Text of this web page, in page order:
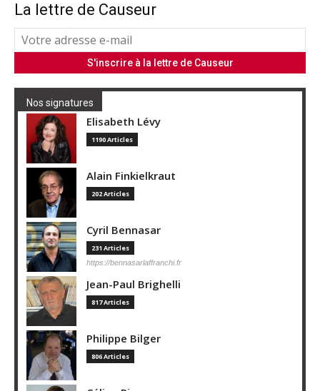
La lettre de Causeur
Nos signatures
Elisabeth Lévy
1190 Articles
Alain Finkielkraut
202 Articles
Cyril Bennasar
231 Articles
https://bennasarlaffranchi.fr
Jean-Paul Brighelli
817 Articles
Philippe Bilger
806 Articles